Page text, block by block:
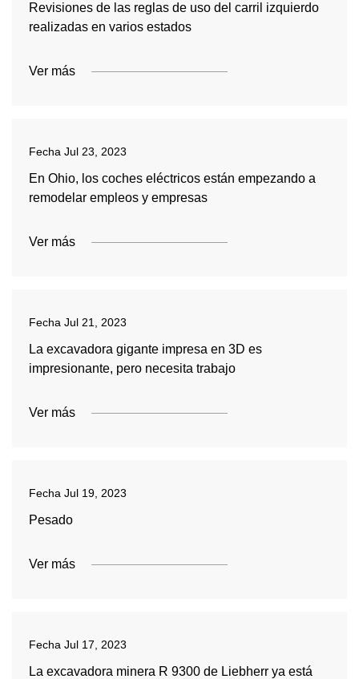
Revisiones de las reglas de uso del carril izquierdo
realizadas en varios estados
Ver más
Fecha Jul 23, 2023
En Ohio, los coches eléctricos están empezando a
remodelar empleos y empresas
Ver más
Fecha Jul 21, 2023
La excavadora gigante impresa en 3D es
impresionante, pero necesita trabajo
Ver más
Fecha Jul 19, 2023
Pesado
Ver más
Fecha Jul 17, 2023
La excavadora minera R 9300 de Liebherr ya está